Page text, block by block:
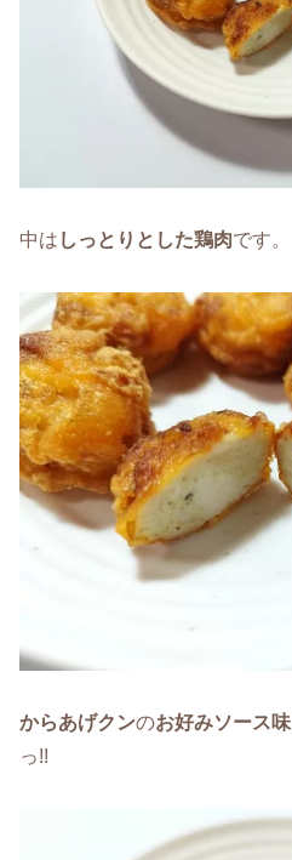
中は しっとりとした鶏肉です。
からあげクンのお好みソース味
っ!!